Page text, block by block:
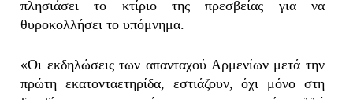
πλησιάσει το κτίριο της πρεσβείας για να
θυροκολλήσει το υπόμνημα.
«Οι εκδηλώσεις των απανταχού Αρμενίων μετά την
πρώτη εκατονταετηρίδα, εστιάζουν, όχι μόνο στη